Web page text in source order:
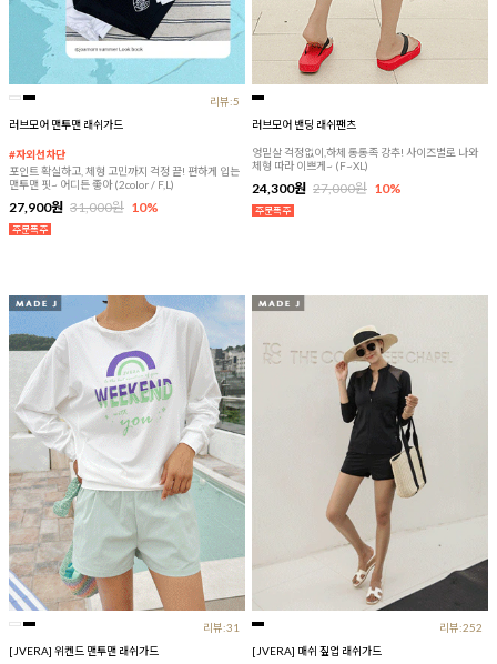
리뷰:5
러브모어 맨투맨 래쉬가드
#자외선차단
포인트 확실하고, 체형 고민까지 걱정 끝! 편하게 입는
맨투맨 핏~ 어디든 좋아 (2color / F,L)
27,900원 31,000원 10%
러브모어 밴딩 래쉬팬츠
엉밑살 걱정없이,하체 통통족 강추! 사이즈별로 나와
체형 따라 이쁘게~ (F~XL)
24,300원 27,000원 10%
리뷰:31
[JVERA] 위켄드 맨투맨 래쉬가드
리뷰:252
[JVERA] 매쉬 짚업 래쉬가드